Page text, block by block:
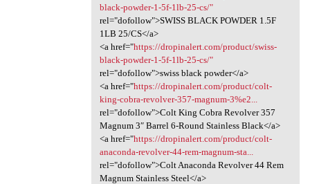
black-powder-1-5f-1lb-25-cs/"
rel="dofollow">SWISS BLACK POWDER 1.5F
1LB 25/CS</a>
<a href="https://dropinalert.com/product/swiss-
black-powder-1-5f-1lb-25-cs/"
rel="dofollow">swiss black powder</a>
<a href="https://dropinalert.com/product/colt-
king-cobra-revolver-357-magnum-3%e2...
rel="dofollow">Colt King Cobra Revolver 357
Magnum 3″ Barrel 6-Round Stainless Black</a>
<a href="https://dropinalert.com/product/colt-
anaconda-revolver-44-rem-magnum-sta...
rel="dofollow">Colt Anaconda Revolver 44 Rem
Magnum Stainless Steel</a>